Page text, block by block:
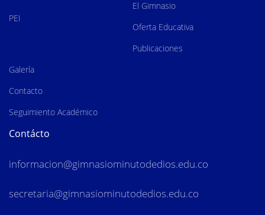
PEI
El Gimnasio
Oferta Educativa
Publicaciones
Galería
Contacto
Seguimiento Académico
Contácto
informacion@gimnasiominutodedios.edu.co
secretaria@gimnasiominutodedios.edu.co